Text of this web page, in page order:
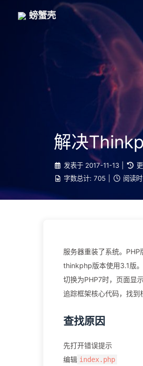
螃蟹壳
解决
发表于 2017-11-13
字数总计: 705 阅读
服务器重装了系统。
thinkphp版本使用3.1版
切换为PHP7时，页面显示
追踪框架核心代码，找到
查找原因
先打开错误提示
编辑 index.php